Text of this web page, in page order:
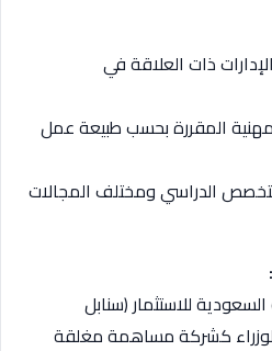
ذات العلاقة في
المقررة بحسب طبيعة عمل
الدراسي ومختلف المجالات
للاستثمار (سنابل
كشركة مساهمة مغلقة